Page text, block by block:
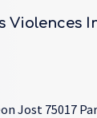
Violences
Jost 75017